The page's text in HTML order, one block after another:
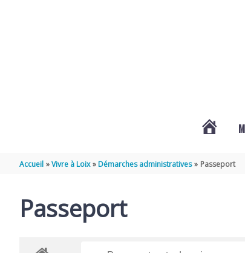
Accueil Vivre à Loix Démarches administratives Passeport
Passeport